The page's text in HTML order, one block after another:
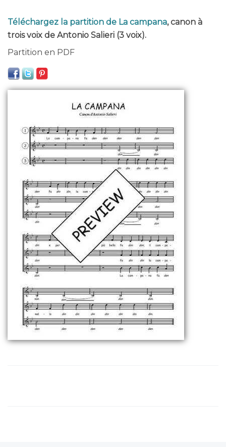
Téléchargez la partition de La campana, canon à
trois voix de Antonio Salieri (3 voix).
Partition en PDF